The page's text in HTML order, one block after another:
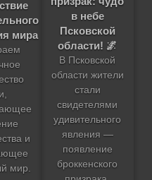
мира
и
мир.
в небе
Псковской
области! 🌌
В Псковской
области жители
стали
свидетелями
удивительного
явления —
появление
броккенского